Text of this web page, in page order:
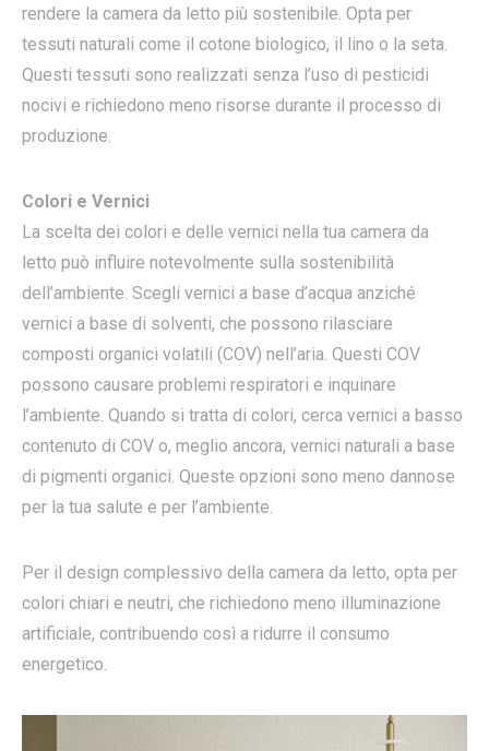
rendere la camera da letto più sostenibile. Opta per
tessuti naturali come il cotone biologico, il lino o la seta.
Questi tessuti sono realizzati senza l’uso di pesticidi
nocivi e richiedono meno risorse durante il processo di
produzione.
Colori e Vernici
La scelta dei colori e delle vernici nella tua camera da
letto può influire notevolmente sulla sostenibilità
dell’ambiente. Scegli vernici a base d’acqua anziché
vernici a base di solventi, che possono rilasciare
composti organici volatili (COV) nell’aria. Questi COV
possono causare problemi respiratori e inquinare
l’ambiente. Quando si tratta di colori, cerca vernici a basso
contenuto di COV o, meglio ancora, vernici naturali a base
di pigmenti organici. Queste opzioni sono meno dannose
per la tua salute e per l’ambiente.
Per il design complessivo della camera da letto, opta per
colori chiari e neutri, che richiedono meno illuminazione
artificiale, contribuendo così a ridurre il consumo
energetico.